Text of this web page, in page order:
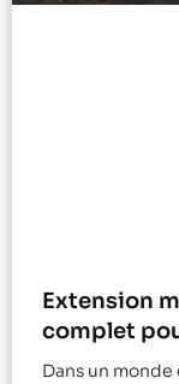
Extension
complet
Dans un